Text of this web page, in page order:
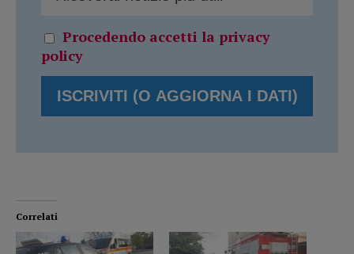
Procedendo accetti la privacy
policy
Correlati